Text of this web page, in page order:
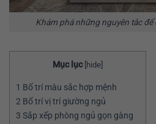
Khám phá những nguyên tắc
Mục lục [hide]
1 Bố trí màu sắc hợp mệnh
2 Bố trí vị trí giường ngủ
3 Sắp xếp phòng ngủ gọn gàng